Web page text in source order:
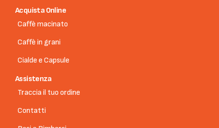
Acquista Online
Caffè macinato
Caffè in grani
Cialde e Capsule
Assistenza
Traccia il tuo ordine
Contatti